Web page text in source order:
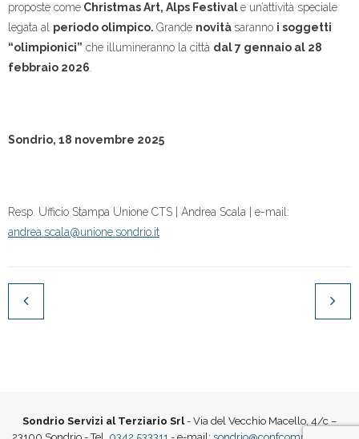
proposte come Christmas Art, Alps Festivale un’attività speciale
legata al periodo olimpico. Grande novità saranno i soggetti
“olimpionici” che illumineranno la città dal 7 gennaio al 28
febbraio 2026
Sondrio, 18 novembre 2025
Resp. Ufficio Stampa Unione CTS | Andrea Scala | e-mail:
andrea.scala@unione.sondrio.it
Sondrio Servizi al Terziario Srl- Via del Vecchio Macello, 4/c –